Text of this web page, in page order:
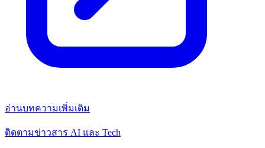
อ่านบทความเพิ่มเติม
ติดตามข่าวสาร AI และ Tech